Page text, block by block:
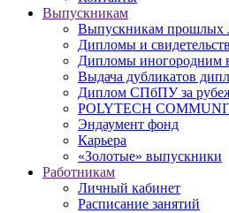
Выпускникам
Выпускникам прошлых
Дипломы и
Дипломы иногородним
Выдача дубликатов
Диплом СПбПУ за
POLYTECH
Эндаумент фонд
Карьера
«Золотые» выпускники
Работникам
Личный кабинет
Расписание занятий